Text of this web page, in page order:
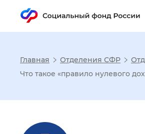
Главная Отделения СФР
Что такое «правило нулевого